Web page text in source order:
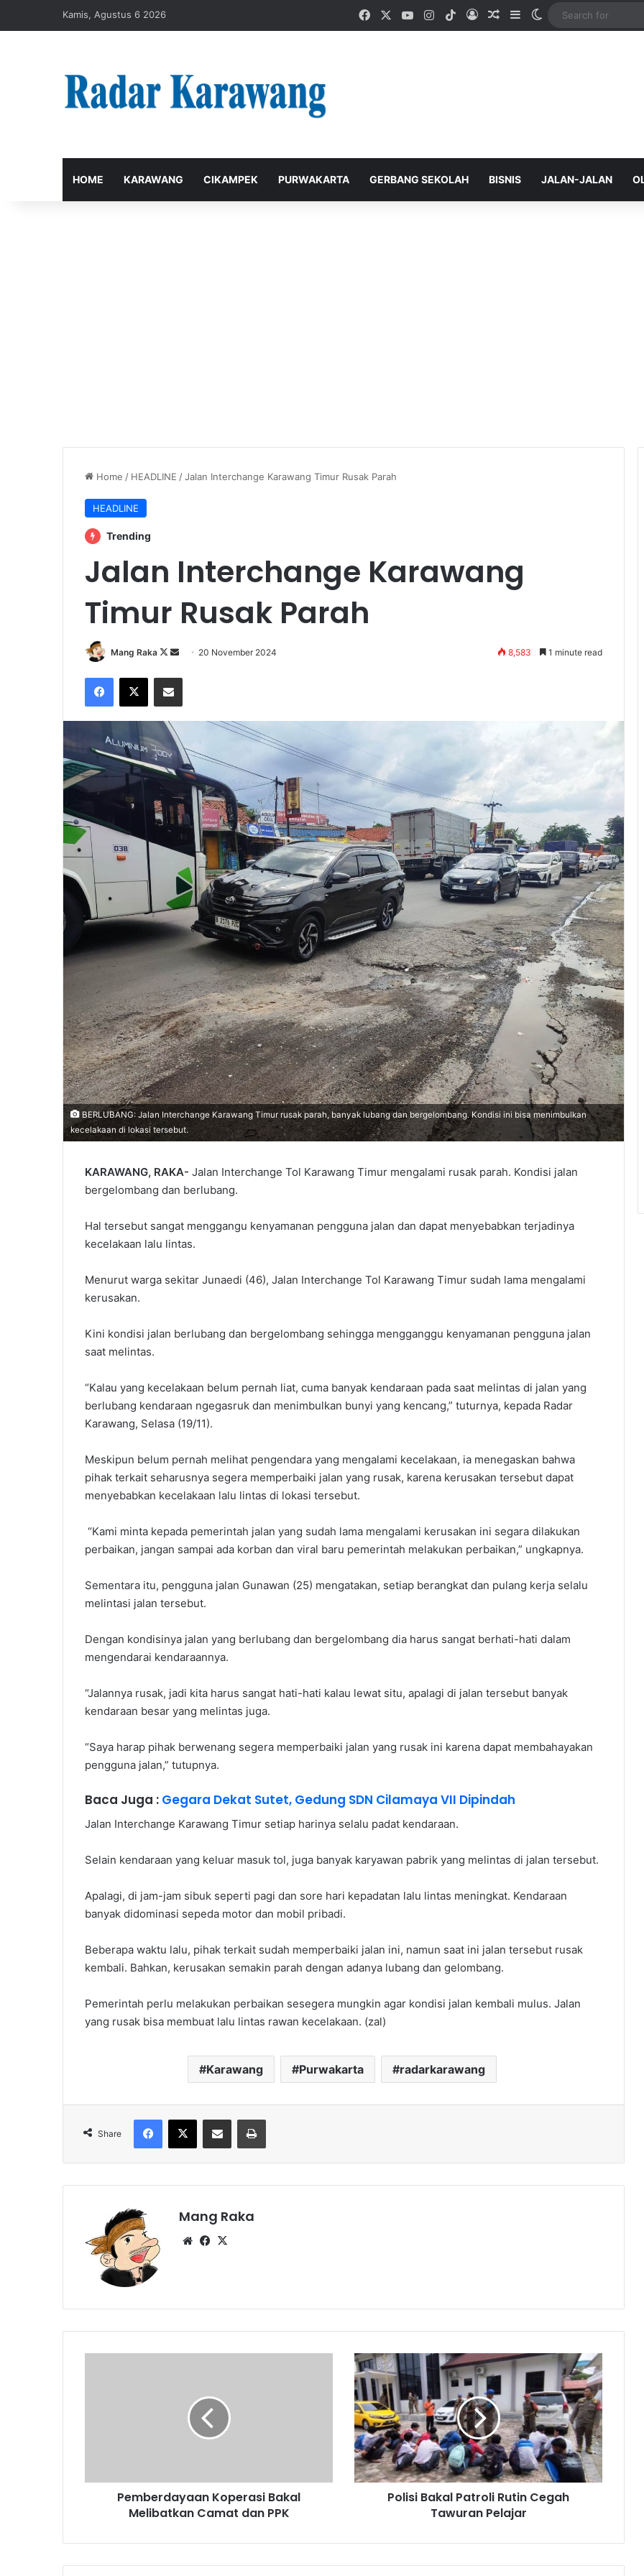
Kamis, Agustus 6 2026 FacebookYouTubeInstagram
TikTokLog InRandom Article
SidebarSwitch skin
HOME KARAWANG CIKAMPEK PURWAKARTA GERBANG SEKOLAH BISNIS JALAN-JALAN
Home / HEADLINE /Jalan Interchange Karawang Timur Rusak Parah
HEADLINE
Trending
Jalan Interchange Karawang
Timur Rusak Parah
Mang Raka
Follow
X
Send 20 November 2024 8,583 1 minute read
Facebook
X Share via Email
BERLUBANG: Jalan Interchange Karawang Timur rusak parah, banyak lubang dan bergelombang. Kondisi ini bisa menimbulkan
kecelakaan di lokasi tersebut.
KARAWANG, RAKA- Jalan Interchange Tol Karawang Timur mengalami rusak parah. Kondisi jalan
bergelombang dan berlubang.
Hal tersebut sangat menggangu kenyamanan pengguna jalan dan dapat menyebabkan terjadinya
kecelakaan lalu lintas.
Menurut warga sekitar Junaedi (46), Jalan Interchange Tol Karawang Timur sudah lama mengalami
kerusakan.
Kini kondisi jalan berlubang dan bergelombang sehingga mengganggu kenyamanan pengguna jalan
saat melintas.
“Kalau yang kecelakaan belum pernah liat, cuma banyak kendaraan pada saat melintas di jalan yang
berlubang kendaraan ngegasruk dan menimbulkan bunyi yang kencang,” tuturnya, kepada Radar
Karawang, Selasa (19/11).
Meskipun belum pernah melihat pengendara yang mengalami kecelakaan, ia menegaskan bahwa
pihak terkait seharusnya segera memperbaiki jalan yang rusak, karena kerusakan tersebut dapat
menyebabkan kecelakaan lalu lintas di lokasi tersebut.
“Kami minta kepada pemerintah jalan yang sudah lama mengalami kerusakan ini segara dilakukan
perbaikan, jangan sampai ada korban dan viral baru pemerintah melakukan perbaikan,” ungkapnya.
Sementara itu, pengguna jalan Gunawan (25) mengatakan, setiap berangkat dan pulang kerja selalu
melintasi jalan tersebut.
Dengan kondisinya jalan yang berlubang dan bergelombang dia harus sangat berhati-hati dalam
mengendarai kendaraannya.
“Jalannya rusak, jadi kita harus sangat hati-hati kalau lewat situ, apalagi di jalan tersebut banyak
kendaraan besar yang melintas juga.
“Saya harap pihak berwenang segera memperbaiki jalan yang rusak ini karena dapat membahayakan
pengguna jalan,” tutupnya.
Baca Juga : Gegara Dekat Sutet, Gedung SDN Cilamaya VII Dipindah
Jalan Interchange Karawang Timur setiap harinya selalu padat kendaraan.
Selain kendaraan yang keluar masuk tol, juga banyak karyawan pabrik yang melintas di jalan tersebut.
Apalagi, di jam-jam sibuk seperti pagi dan sore hari kepadatan lalu lintas meningkat. Kendaraan
banyak didominasi sepeda motor dan mobil pribadi.
Beberapa waktu lalu, pihak terkait sudah memperbaiki jalan ini, namun saat ini jalan tersebut rusak
kembali. Bahkan, kerusakan semakin parah dengan adanya lubang dan gelombang.
Pemerintah perlu melakukan perbaikan sesegera mungkin agar kondisi jalan kembali mulus. Jalan
yang rusak bisa membuat lalu lintas rawan kecelakaan. (zal)
Karawang Purwakarta radarkarawang
Share
Facebook
X Share via Email Print
Mang Raka
WebsiteFacebook
Pemberdayaan Koperasi Bakal
Melibatkan Camat dan PPK
Polisi
Bakal
Patroli
Rutin
Cegah
Tawuran
Pelajar
Polisi Bakal Patroli Rutin Cegah
Tawuran Pelajar